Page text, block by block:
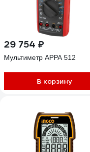
29 754 ₽
Мультиметр APPA 512
В корзину